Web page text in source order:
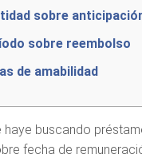
sobre
sobre reembolso
de amabilidad
haye buscando
fecha de